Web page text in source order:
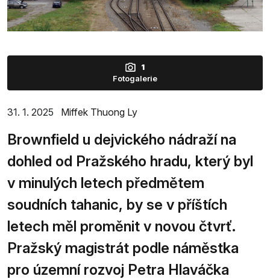
1
Fotogalerie
31. 1. 2025 Miffek Thuong Ly
Brownfield u dejvického nádraží na
dohled od Pražského hradu, který byl
v minulých letech předmětem
soudních tahanic, by se v příštích
letech měl proměnit v novou čtvrť.
Pražský magistrát podle náměstka
pro územní rozvoj Petra Hlaváčka